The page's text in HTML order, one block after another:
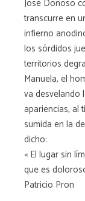
José Donoso
transcurre en
infierno
los sórdidos
territorios
Manuela, el
va desvelando
apariencias, al
sumida en la
dicho:
« El lugar sin
que es
Patricio Pron